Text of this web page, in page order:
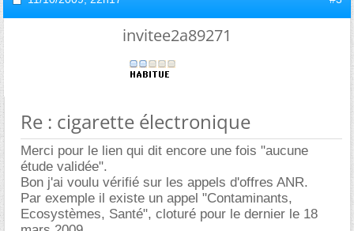
invitee2a89271
Re : cigarette électronique
Merci pour le lien qui dit encore une fois "aucune
étude validée".
Bon j'ai voulu vérifié sur les appels d'offres ANR.
Par exemple il existe un appel "Contaminants,
Ecosystèmes, Santé", cloturé pour le dernier le 18